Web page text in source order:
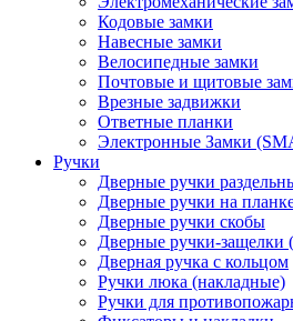
Кодовые замки
Навесные замки
Велосипедные замки
Почтовые и щитовые
Врезные задвижки
Ответные планки
Электронные Замки
Ручки
Дверные ручки
Дверные ручки на
Дверные ручки скобы
Дверные ручки-защелки
Дверная ручка с кольцом
Ручки люка (накладные)
Ручки для